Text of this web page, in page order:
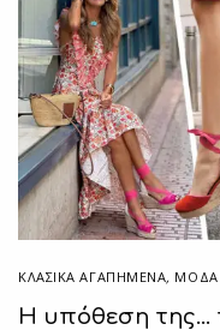
ΚΛΑΣΙΚΆ ΑΓΑΠΗΜΈΝΑ, ΜΟΔΑ
Η υπόθεση της…